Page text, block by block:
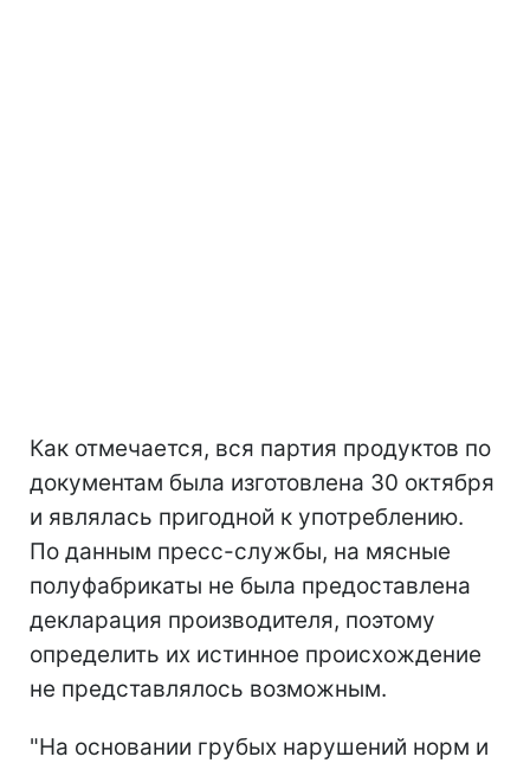
Как отмечается, вся партия продуктов по
документам была изготовлена 30 октября
и являлась пригодной к употреблению.
По данным пресс-службы, на мясные
полуфабрикаты не была предоставлена
декларация производителя, поэтому
определить их истинное происхождение
не представлялось возможным.
"На основании грубых нарушений норм и